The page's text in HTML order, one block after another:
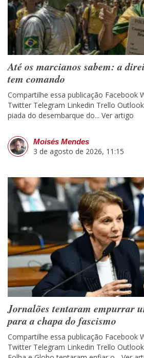
Até os marcianos sabem: a
tem comando
Compartilhe essa publicação Facebook
Twitter Telegram Linkedin Trello
piada do desembarque do... Ver artigo
Moisés Mendes
3 de agosto de 2026, 11:15
Jornalões tentaram empurrar
para a chapa do fascismo
Compartilhe essa publicação Facebook
Twitter Telegram Linkedin Trello